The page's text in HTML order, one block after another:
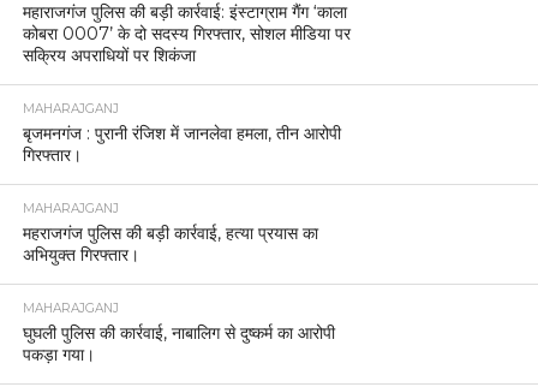
महाराजगंज पुलिस की बड़ी कार्रवाई: इंस्टाग्राम गैंग ‘काला
कोबरा 0007’ के दो सदस्य गिरफ्तार, सोशल मीडिया पर
सक्रिय अपराधियों पर शिकंजा
MAHARAJGANJ
बृजमनगंज : पुरानी रंजिश में जानलेवा हमला, तीन आरोपी
गिरफ्तार।
MAHARAJGANJ
महराजगंज पुलिस की बड़ी कार्रवाई, हत्या प्रयास का
अभियुक्त गिरफ्तार।
MAHARAJGANJ
घुघली पुलिस की कार्रवाई, नाबालिग से दुष्कर्म का आरोपी
पकड़ा गया।